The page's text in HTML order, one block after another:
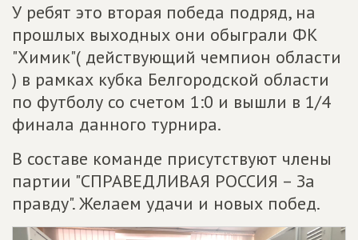
У ребят это вторая победа подряд, на
прошлых выходных они обыграли ФК
"Химик"( действующий чемпион области
) в рамках кубка Белгородской области
по футболу со счетом 1:0 и вышли в 1/4
финала данного турнира.
В составе команде присутствуют члены
партии "СПРАВЕДЛИВАЯ РОССИЯ – За
правду". Желаем удачи и новых побед.